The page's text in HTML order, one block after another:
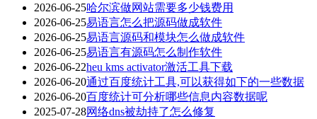
2026-06-25哈尔滨做网站需要多少钱费用
2026-06-25易语言怎么把源码做成软件
2026-06-25易语言源码和模块怎么做成软件
2026-06-25易语言有源码怎么制作软件
2026-06-22heu kms activator激活工具下载
2026-06-20通过百度统计工具,可以获得如下的一些数据
2026-06-20百度统计可分析哪些信息内容数据呢
2025-07-28网络dns被劫持了怎么修复